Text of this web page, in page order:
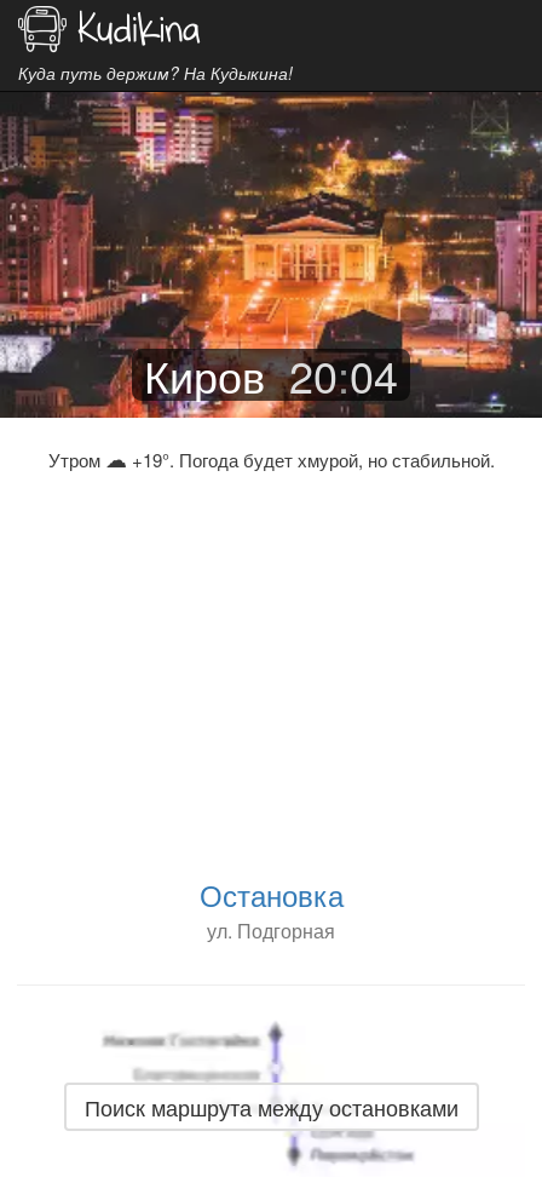
Куда путь держим? На Кудыкина!
Киров 20:04
Утром ☁ +19°. Погода будет хмурой, но стабильной.
Остановка
ул. Подгорная
Поиск маршрута между остановками